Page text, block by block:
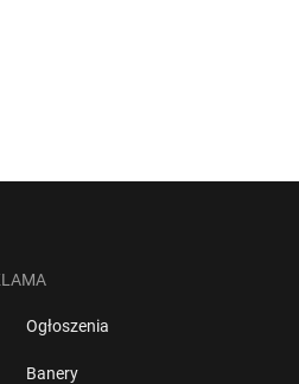
Ogłoszenia
Banery